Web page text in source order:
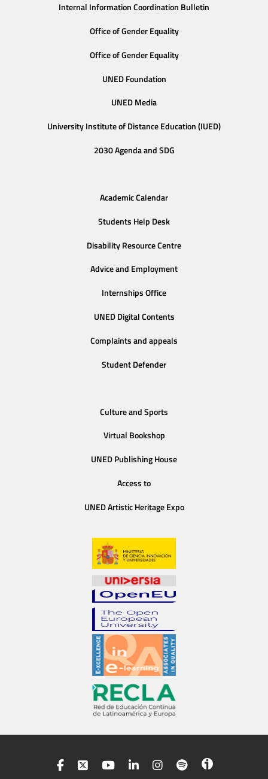
Internal Information Coordination Bulletin
Office of Gender Equality
Office of Gender Equality
UNED Foundation
UNED Media
University Institute of Distance Education (IUED)
2030 Agenda and SDG
Academic Calendar
Students Help Desk
Disability Resource Centre
Advice and Employment
Internships Office
UNED Digital Contents
Complaints and appeals
Student Defender
Culture and Sports
Virtual Bookshop
UNED Publishing House
Access to
UNED Artistic Heritage Expo